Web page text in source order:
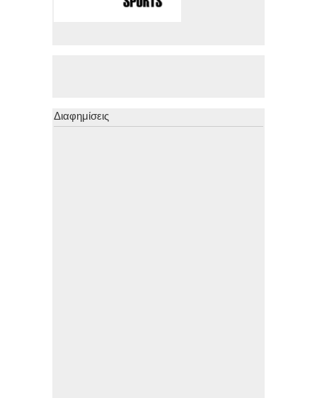
Διαφημίσεις